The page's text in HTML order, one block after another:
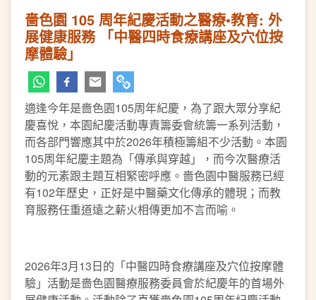
嗇色園 105 周年紀慶活動之醫療•教育: 外
展健康服務 「中醫四時食療講座及穴位按
摩體驗」
適逢今年是嗇色園105周年紀慶，為了跟大眾分享紀
慶喜悅，本園紀慶活動專責籌委會統籌一系列活動，
而各部門響應其中於2026年積極籌組不少活動。本園
105周年紀慶主題為「傳承與穿越」，而今次醫療活
動的元素跟主題互相緊密呼應。嗇色園中醫服務已經
有102年歷史，正好是中醫藥文化傳承的體現；而教
育服務任重道遠之薪火相傳更加不言而喻。
2026年3月13日的「中醫四時食療講座及穴位按摩體
驗」活動是嗇色園醫療服務委員會於紀慶年的首場外